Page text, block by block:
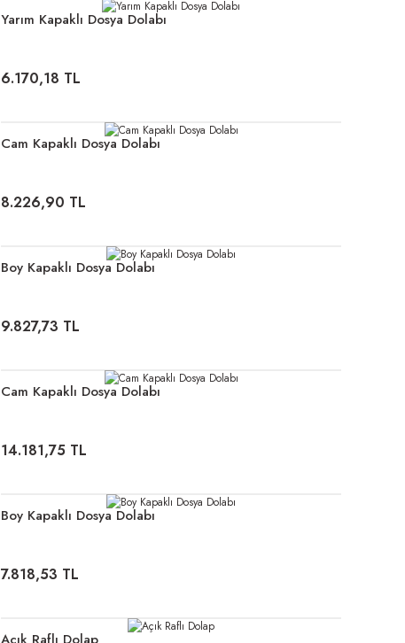
Yarım Kapaklı Dosya Dolabı
6.170,18 TL
Cam Kapaklı Dosya Dolabı
8.226,90 TL
Boy Kapaklı Dosya Dolabı
9.827,73 TL
Cam Kapaklı Dosya Dolabı
14.181,75 TL
Boy Kapaklı Dosya Dolabı
7.818,53 TL